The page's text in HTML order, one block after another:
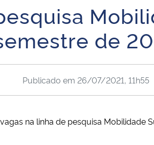
de
Publicado em 26/07/2021, 11h55
na linha de pesquisa Mobilidade